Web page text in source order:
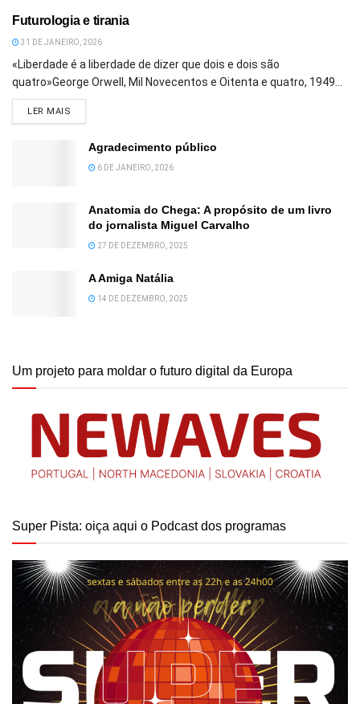
Futurologia e tirania
31 DE JANEIRO, 2026
«Liberdade é a liberdade de dizer que dois e dois são
quatro»George Orwell, Mil Novecentos e Oitenta e quatro, 1949...
LER MAIS
Agradecimento público
6 DE JANEIRO, 2026
Anatomia do Chega: A propósito de um livro
do jornalista Miguel Carvalho
27 DE DEZEMBRO, 2025
A Amiga Natália
14 DE DEZEMBRO, 2025
Um projeto para moldar o futuro digital da Europa
Super Pista: oiça aqui o Podcast dos programas